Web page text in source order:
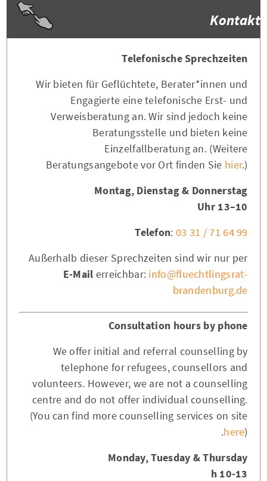
Kontakt
Telefonische Sprechzeiten
Wir bieten für Geflüchtete, Berater*innen und
Engagierte eine telefonische Erst- und
Verweisberatung an. Wir sind jedoch keine
Beratungsstelle und bieten keine
Einzelfallberatung an. (Weitere
Beratungsangebote vor Ort finden Sie hier.)
Montag, Dienstag & Donnerstag
10–13 Uhr
Telefon: 03 31 / 71 64 99
Außerhalb dieser Sprechzeiten sind wir nur per
E-Mail erreichbar: info@fluechtlingsrat-
brandenburg.de
Consultation hours by phone
We offer initial and referral counselling by
telephone for refugees, counsellors and
volunteers. However, we are not a counselling
centre and do not offer individual counselling.
(You can find more counselling services on site
here).
Monday, Tuesday & Thursday
10-13 h